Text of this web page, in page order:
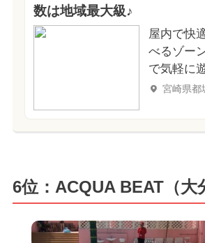
数は地域最大級♪
屋内で快
べるゾー
で気軽に
宮崎県都
6位：ACQUA BEAT（大